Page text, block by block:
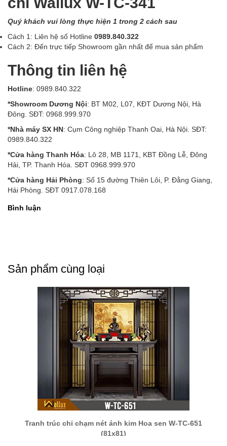
Quý khách vui lòng thực hiện 1 trong 2 cách sau
Cách 1: Liên hệ số Hotline 0989.840.322
Cách 2: Đến trực tiếp Showroom gần nhất để mua sản phẩm
Thông tin liên hệ
Hotline: 0989.840.322
*Showroom Dương Nội: BT M02, L07, KĐT Dương Nội, Hà
Đông. SĐT: 0968.999.970
*Nhà máy SX HN: Cụm Công nghiệp Thanh Oai, Hà Nội. SĐT:
0989.840.322
*Cửa hàng Thanh Hóa: Lô 28, MB 1171, KBT Đồng Lễ, Đông
Hải, TP. Thanh Hóa. SĐT 0968.999.970
*Cửa hàng Hải Phòng: Số 15 đường Thiên Lôi, P. Đằng Giang,
Hải Phòng. SĐT 0917.078.168
Bình luận
Sản phẩm cùng loại
Tranh trúc chỉ chạm nét ánh kim Hoa sen W-TC-651
(81x81)